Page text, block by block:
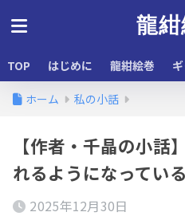
龍
TOP はじめに 龍紺絵巻
ホーム 私の小話
【作者・千晶の小話
れるようになって
2025年12月30日